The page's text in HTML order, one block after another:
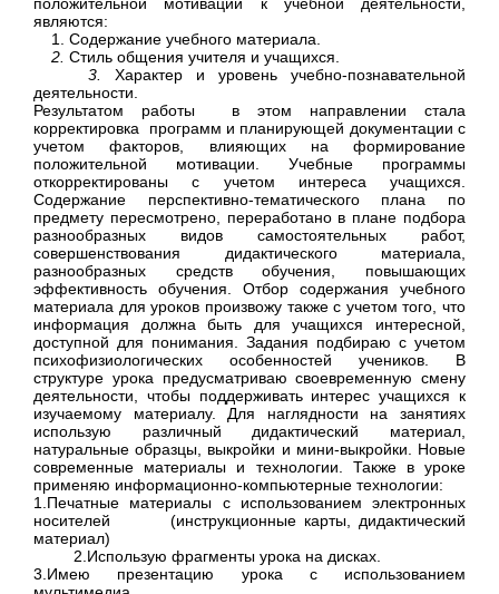
являются:
1. Содержание учебного материала.
2. Стиль общения учителя и учащихся.
3. Характер и уровень учебно-познавательной
деятельности.
Результатом работы в этом направлении стала
корректировка программ и планирующей документации с
учетом факторов, влияющих на формирование
положительной мотивации. Учебные программы
откорректированы с учетом интереса учащихся.
Содержание перспективно-тематического плана по
предмету пересмотрено, переработано в плане подбора
разнообразных видов самостоятельных работ,
совершенствования дидактического материала,
разнообразных средств обучения, повышающих
эффективность обучения. Отбор содержания учебного
материала для уроков произвожу также с учетом того, что
информация должна быть для учащихся интересной,
доступной для понимания. Задания подбираю с учетом
психофизиологических особенностей учеников. В
структуре урока предусматриваю своевременную смену
деятельности, чтобы поддерживать интерес учащихся к
изучаемому материалу. Для наглядности на занятиях
использую различный дидактический материал,
натуральные образцы, выкройки и мини-выкройки. Новые
современные материалы и технологии. Также в уроке
применяю информационно-компьютерные технологии:
1.Печатные материалы с использованием электронных
носителей (инструкционные карты, дидактический
материал)
2.Использую фрагменты урока на дисках.
3.Имею презентацию урока с использованием